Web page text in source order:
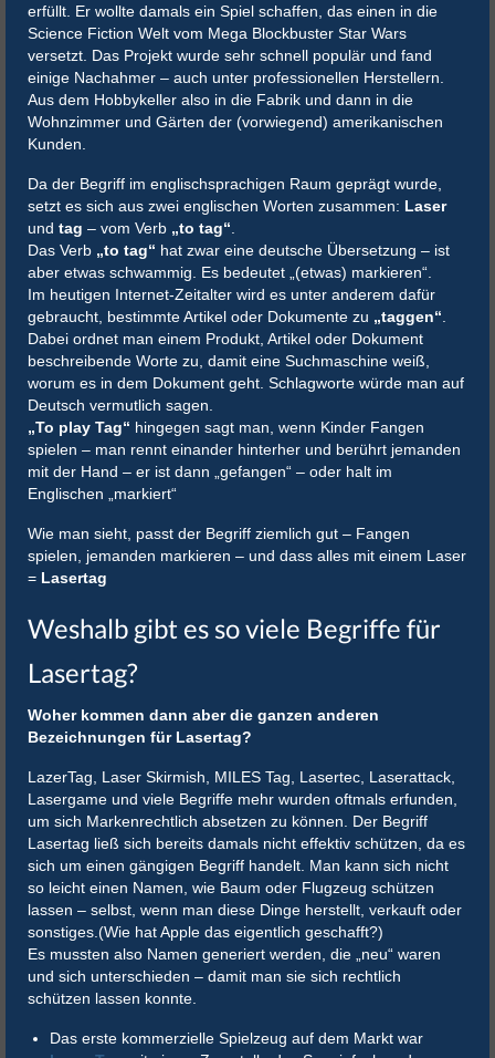
erfüllt. Er wollte damals ein Spiel schaffen, das einen in die
Science Fiction Welt vom Mega Blockbuster Star Wars
versetzt. Das Projekt wurde sehr schnell populär und fand
einige Nachahmer – auch unter professionellen Herstellern.
Aus dem Hobbykeller also in die Fabrik und dann in die
Wohnzimmer und Gärten der (vorwiegend) amerikanischen
Kunden.
Da der Begriff im englischsprachigen Raum geprägt wurde,
setzt es sich aus zwei englischen Worten zusammen: Laser
und tag – vom Verb „to tag“
Das Verb „to tag“ hat zwar eine deutsche Übersetzung – ist
aber etwas schwammig. Es bedeutet „(etwas) markieren“.
Im heutigen Internet-Zeitalter wird es unter anderem dafür
gebraucht, bestimmte Artikel oder Dokumente zu „taggen“
Dabei ordnet man einem Produkt, Artikel oder Dokument
beschreibende Worte zu, damit eine Suchmaschine weiß,
worum es in dem Dokument geht. Schlagworte würde man auf
Deutsch vermutlich sagen.
„To play Tag“ hingegen sagt man, wenn Kinder Fangen
spielen – man rennt einander hinterher und berührt jemanden
mit der Hand – er ist dann „gefangen“ – oder halt im
Englischen „markiert“
Wie man sieht, passt der Begriff ziemlich gut – Fangen
spielen, jemanden markieren – und dass alles mit einem Laser
= Lasertag
Weshalb gibt es so viele Begriffe für
Lasertag?
Woher kommen dann aber die ganzen anderen
Bezeichnungen für Lasertag?
LazerTag, Laser Skirmish, MILES Tag, Lasertec, Laserattack,
Lasergame und viele Begriffe mehr wurden oftmals erfunden,
um sich Markenrechtlich absetzen zu können. Der Begriff
Lasertag ließ sich bereits damals nicht effektiv schützen, da es
sich um einen gängigen Begriff handelt. Man kann sich nicht
so leicht einen Namen, wie Baum oder Flugzeug schützen
lassen – selbst, wenn man diese Dinge herstellt, verkauft oder
sonstiges.(Wie hat Apple das eigentlich geschafft?)
Es mussten also Namen generiert werden, die „neu“ waren
und sich unterschieden – damit man sie sich rechtlich
schützen lassen konnte.
Das erste kommerzielle Spielzeug auf dem Markt war